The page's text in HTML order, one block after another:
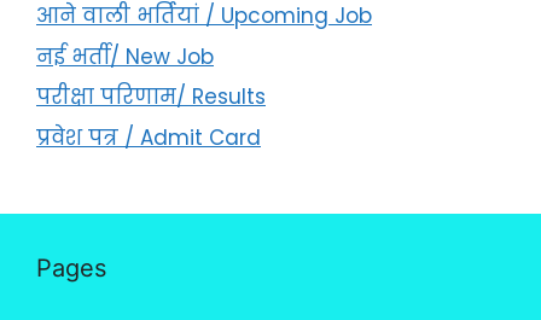
आने वाली भर्तियां / Upcoming Job
नई भर्ती/ New Job
परीक्षा परिणाम/ Results
प्रवेश पत्र / Admit Card
Pages